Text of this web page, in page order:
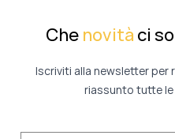
Che novità ci
Iscriviti alla newsletter per
riassunto tutte le